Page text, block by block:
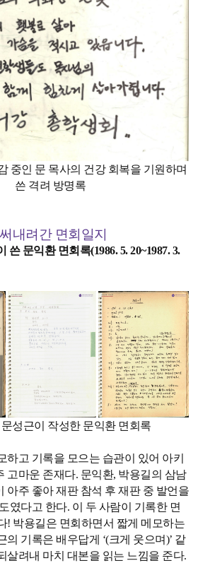
중인 문 목사의 건강 회복을 기원하며
쓴 격려 방명록
내려간 면회일지
쓴 문익환 면회록(1986. 5. 20~1987. 3.
성근이 작성한 문익환 면회록
하고 기록을 모으는 습관이 있어 아키
고마운 존재다. 문익환, 박용길의 삼남
아주 좋아 재판 참석 후 재판 중 발언을
였다고 한다. 이 두 사람이 기록한 면
! 박용길은 면회하면서 짧게 메모하는
의 기록은 배우답게 ‘(크게 웃으며)’ 같
살려내 마치 대본을 읽는 느낌을 준다.